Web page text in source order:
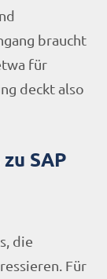
braucht
für
deckt also
SAP
die
Für